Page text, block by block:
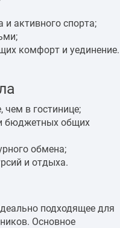
активного спорта;
комфорт и уединение.
в гостинице;
бюджетных общих
обмена;
и отдыха.
подходящее для
Основное